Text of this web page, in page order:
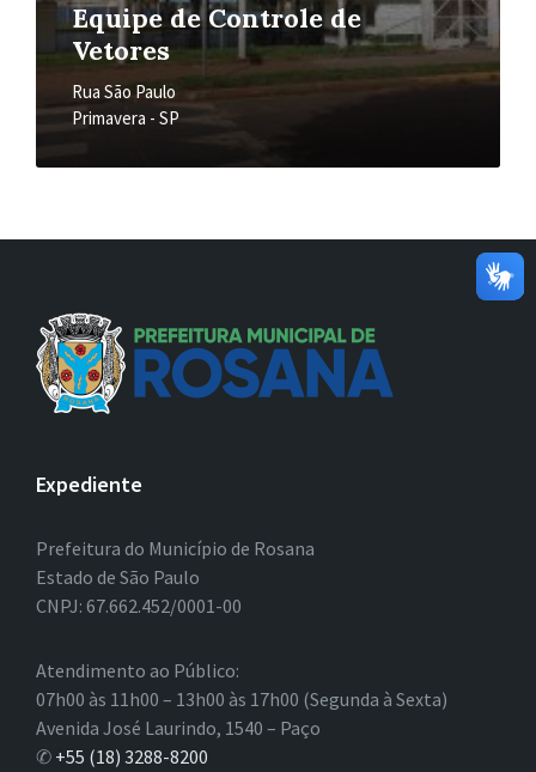
Equipe de Controle de
Vetores
Rua São Paulo
Primavera - SP
Expediente
Prefeitura do Município de Rosana
Estado de São Paulo
CNPJ: 67.662.452/0001-00
Atendimento ao Público:
07h00 às 11h00 – 13h00 às 17h00 (Segunda à Sexta)
Avenida José Laurindo, 1540 – Paço
✆ +55 (18) 3288-8200